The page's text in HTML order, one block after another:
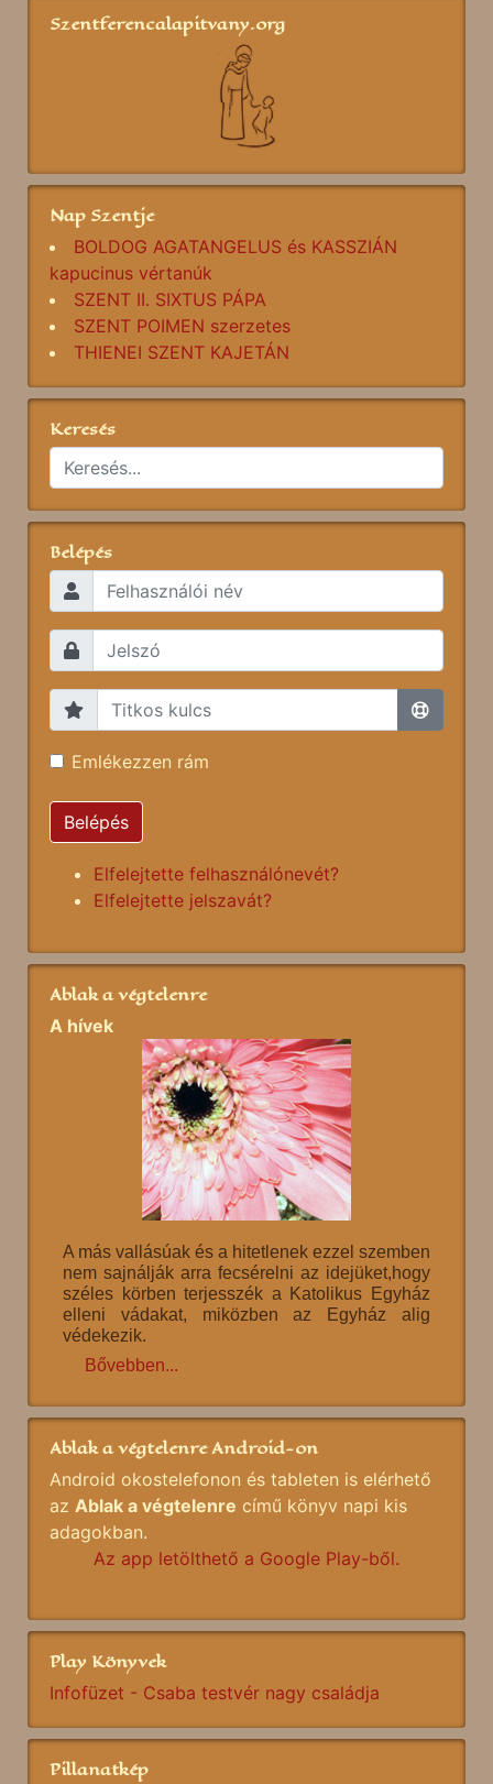
Szentferencalapitvany.org
Nap Szentje
BOLDOG AGATANGELUS és KASSZIÁN
kapucinus vértanúk
SZENT II. SIXTUS PÁPA
SZENT POIMEN szerzetes
THIENEI SZENT KAJETÁN
Keresés
Belépés
Emlékezzen rám
Belépés
Elfelejtette felhasználónevét?
Elfelejtette jelszavát?
Ablak a végtelenre
A hívek
A más vallásúak és a hitetlenek ezzel szemben
nem sajnálják arra fecsérelni az idejüket,hogy
széles körben terjesszék a Katolikus Egyház
elleni vádakat, miközben az Egyház alig
védekezik.
Bővebben...
Ablak a végtelenre Android-on
Android okostelefonon és tableten is elérhető
az Ablak a végtelenre című könyv napi kis
adagokban.
Az app letölthető a Google Play-ből.
Play Könyvek
Infofüzet - Csaba testvér nagy családja
Pillanatkép